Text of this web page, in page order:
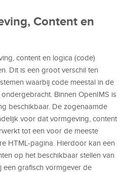
Content en
content en logica (code)
Dit is een groot verschil ten
waarbij code meestal in de
Binnen OpenIMS is
beschikbaar. De zogenaamde
voor dat vormgeving, content
tot een voor de meeste
HTML-pagina. Hierdoor kan een
op het beschikbaar stellen van
een grafisch vormgever de